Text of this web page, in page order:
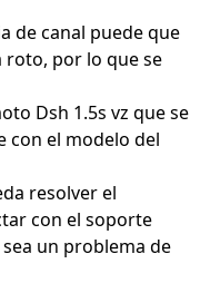
de canal puede que
roto, por lo que se
Dsh 1.5s vz que se
con el modelo del
resolver el
con el soporte
un problema de